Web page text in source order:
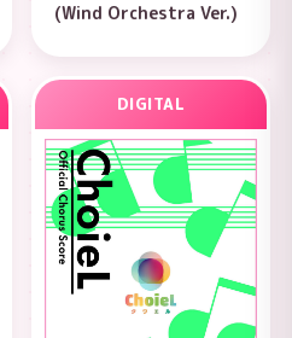
(Wind Orchestra Ver.)
DIGITAL